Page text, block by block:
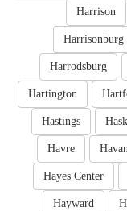
Harrison
Harrisonburg
Harrodsburg
Hartington
Hastings
Havre
Hayes Center
Hayward